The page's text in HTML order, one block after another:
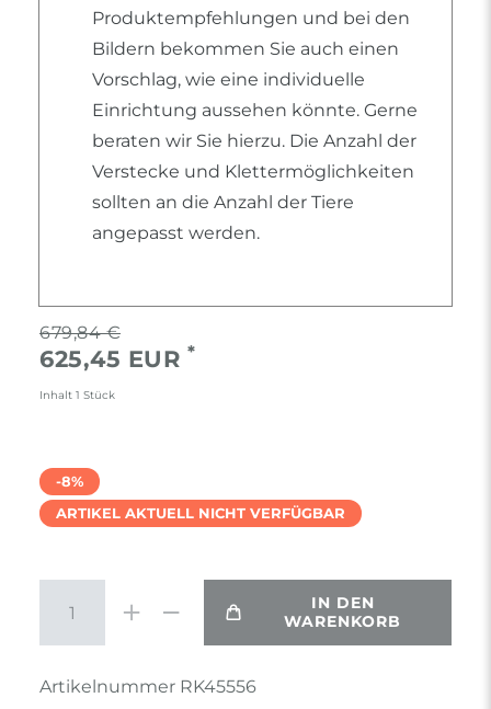
Produktempfehlungen und bei den
Bildern bekommen Sie auch einen
Vorschlag, wie eine individuelle
Einrichtung aussehen könnte. Gerne
beraten wir Sie hierzu. Die Anzahl der
Verstecke und Klettermöglichkeiten
sollten an die Anzahl der Tiere
angepasst werden.
679,84 €
625,45 EUR *
Inhalt 1 Stück
-8%
ARTIKEL AKTUELL NICHT VERFÜGBAR
IN DEN
WARENKORB
Artikelnummer RK45556